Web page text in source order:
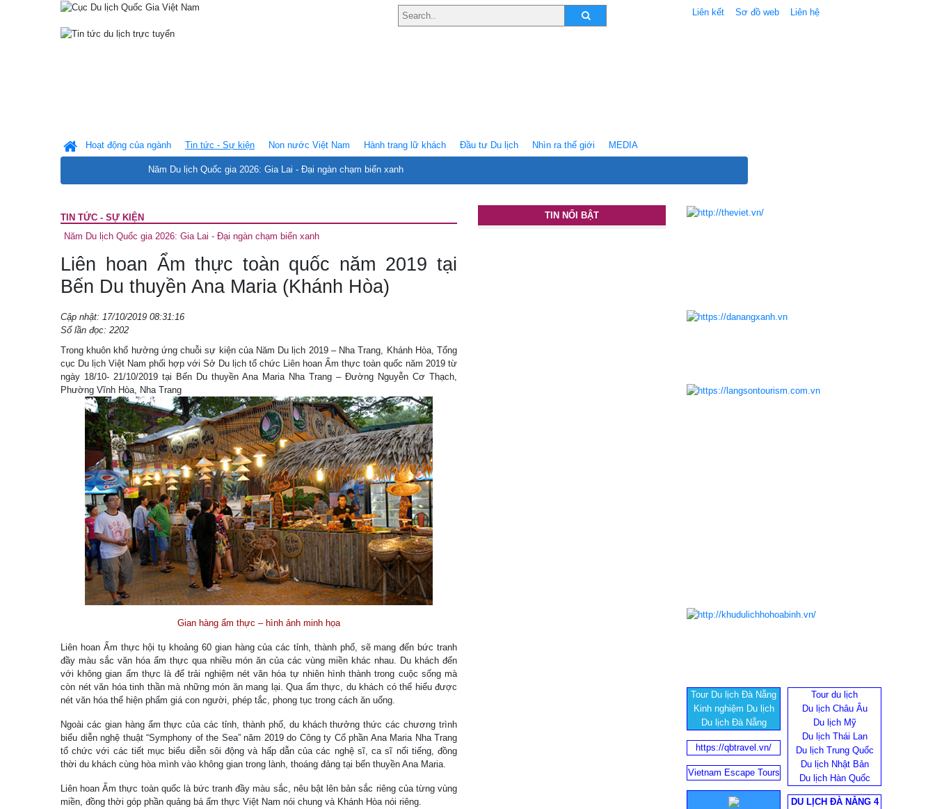
Liên kết Sơ đồ web Liên hệ
Hoạt động của ngành Tin tức - Sự kiện
Năm Du lịch Quốc gia 2026: Gia Lai - Đại ngàn chạm biển xanh
Non nước Việt Nam Hành trang lữ khách Ðầu tư Du lịch Nhìn ra thế giới MEDIA
TIN TỨC - SỰ KIỆN
Năm Du lịch Quốc gia 2026: Gia Lai - Đại ngàn chạm biển xanh
Liên hoan Ẩm thực toàn quốc năm 2019 tại
Bến Du thuyền Ana Maria (Khánh Hòa)
Cập nhật: 17/10/2019 08:31:16
Số lần đọc: 2202
Trong khuôn khổ hưởng ứng chuỗi sự kiện của Năm Du lịch 2019 – Nha Trang, Khánh Hòa, Tổng
cục Du lịch Việt Nam phối hợp với Sở Du lịch tổ chức Liên hoan Ẩm thực toàn quốc năm 2019 từ
ngày 18/10- 21/10/2019 tại Bến Du thuyền Ana Maria Nha Trang – Đường Nguyễn Cơ Thạch,
Phường Vĩnh Hòa, Nha Trang
Gian hàng ẩm thực – hình ảnh minh họa
Liên hoan Ẩm thực hội tụ khoảng 60 gian hàng của các tỉnh, thành phố, sẽ mang đến bức tranh
đầy màu sắc văn hóa ẩm thực qua nhiều món ăn của các vùng miền khác nhau. Du khách đến
với không gian ẩm thực là để trải nghiệm nét văn hóa tự nhiên hình thành trong cuộc sống mà
còn nét văn hóa tinh thần mà những món ăn mang lại. Qua ẩm thực, du khách có thể hiểu được
nét văn hóa thể hiện phẩm giá con người, phép tắc, phong tục trong cách ăn uống.
Ngoài các gian hàng ẩm thực của các tỉnh, thành phố, du khách thưởng thức các chương trình
biểu diễn nghệ thuật “Symphony of the Sea” năm 2019 do Công ty Cổ phần Ana Maria Nha Trang
tổ chức với các tiết mục biểu diễn sôi động và hấp dẫn của các nghệ sĩ, ca sĩ nổi tiếng, đồng
thời du khách cùng hòa mình vào không gian trong lành, thoáng đảng tại bến thuyền Ana Maria.
Liên hoan Ẩm thực toàn quốc là bức tranh đầy màu sắc, nêu bật lên bản sắc riêng của từng vùng
miền, đồng thời góp phần quảng bá ẩm thực Việt Nam nói chung và Khánh Hòa nói riêng.
TIN NỔI BẬT
Tour Du lịch Đà Nẵng
Kinh nghiệm Du lịch
Du lịch Đà Nẵng
Tour du lịch
Du lịch Châu Âu
Du lịch Mỹ
Du lịch Thái Lan
Du lịch Trung Quốc
Du lịch Nhật Bản
Du lịch Hàn Quốc
https://qbtravel.vn/
Vietnam Escape Tours
DU LỊCH ĐÀ NẴNG 4